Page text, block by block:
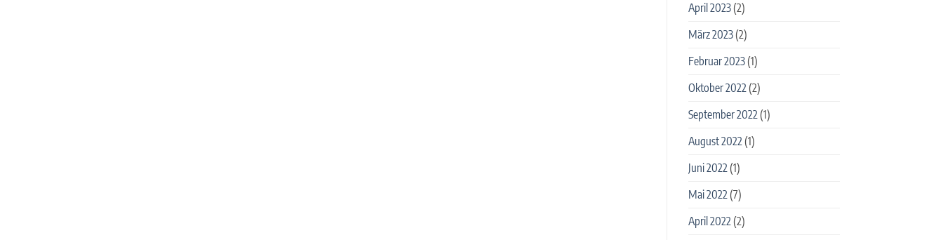
April 2023(2)
März 2023(2)
Februar 2023(1)
Oktober 2022(2)
September 2022(1)
August 2022(1)
Juni 2022(1)
Mai 2022(7)
April 2022(2)